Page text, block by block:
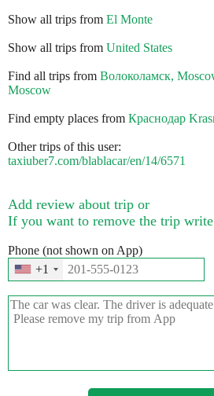
Show all trips from El Monte
Show all trips from United States
Find all trips from Волоколамск,
Moscow
Find empty places from Краснодар
Other trips of this user:
taxiuber7.com/blablacar/en/14/6571
Add review about trip or
If you want to remove the trip
Phone (not shown on App)
+1